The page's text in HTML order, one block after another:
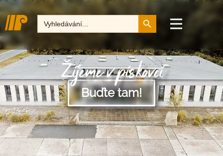
Hledat: Tlačítko pro
Žijeme v pískovci
Buďte tam!